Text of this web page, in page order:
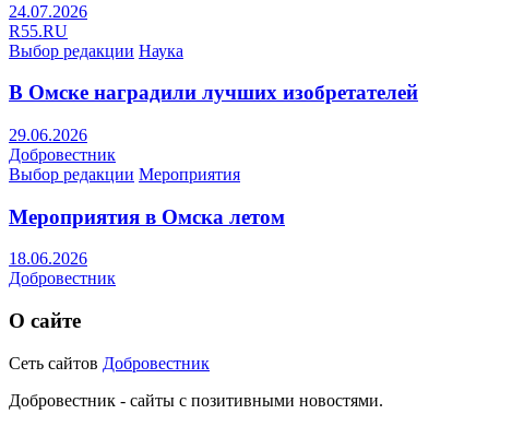
24.07.2026
R55.RU
Выбор редакции Наука
В Омске наградили лучших изобретателей
29.06.2026
Добровестник
Выбор редакции Мероприятия
Мероприятия в Омска летом
18.06.2026
Добровестник
О сайте
Сеть сайтов Добровестник
Добровестник - сайты с позитивными новостями.